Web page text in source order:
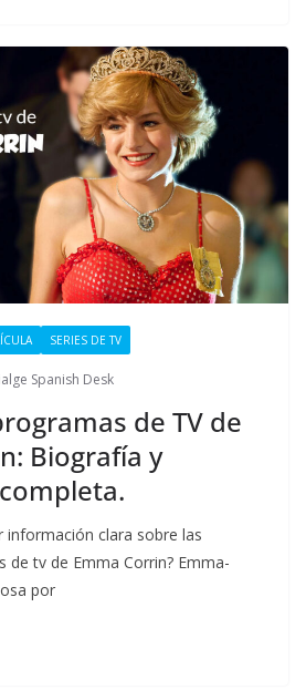
SERIES DE TV
Spanish Desk
de TV de
Biografía y
información clara sobre las
de tv de Emma Corrin? Emma-
por